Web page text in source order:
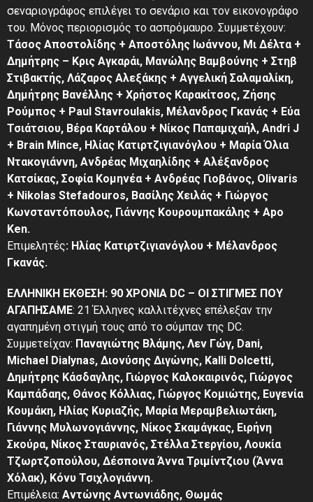
σεναριογράφος επιλέγει το σενάριο και τον εικονογράφο
του. Μόνος περιορισμός το ασπρόμαυρο. Συμμετέχουν:
Τάσος Αποστολίδης + Αποστόλης Ιωάννου, Μι Δέλτα +
Δημήτρης – Κρις Αγκαράι, Μανώλης Βαμβούνης + Στηβ
Στιβακτής, Λάζαρος Αλεξάκης + Αγγελική Σαλαμαλίκη,
Δημήτρης Βανέλλης + Χρήστος Καρακίτσος, Ζήσης
Ρούμπος + Paul Stavroulakis, Μέλανδρος Γκανάς + Εύα
Τσιάτσιου, Βέρα Καρτάλου + Νίκος Παπαμιχαήλ, Andri J
+ Brain Mince, Ηλίας Κατιρτζιγιανόγλου + Μαρία Όλια
Ντακογιάννη, Ανδρέας Μιχαηλίδης + Αλέξανδρος
Κατσίκας, Σοφία Κομηνέα + Ανδρέας Γιοβάνος, Olivaris
+ Nikolas Stefadouros, Βασίλης Χειλάς + Γιώργος
Κωνσταντόπουλος, Γιάννης Κουρουμπακάλης + Apo
Ken.
Επιμελητές: Ηλίας Κατιρτζιγιανόγλου + Μέλανδρος
Γκανάς.
ΕΛΛΗΝΙΚΗ ΕΚΘΕΣΗ: 90 ΧΡΟΝΙΑ DC – ΟΙ ΣΤΙΓΜΕΣ ΠΟΥ
ΑΓΑΠΗΣΑΜΕ: 21 Έλληνες καλλιτέχνες επέλεξαν την
αγαπημένη στιγμή τους από το σύμπαν της DC.
Συμμετείχαν: Παναγιώτης Βλάμης, Λεν Γώγ, Dani,
Michael Dialynas, Διονύσης Διγώνης, Kalli Dolcetti,
Δημήτρης Κάσδαγλης, Γιώργος Καλοκαιρινός, Γιώργος
Καμπάδαης, Θάνος Κόλλιας, Γιώργος Κομιώτης, Ευγενία
Κουμάκη, Ηλίας Κυριαζής, Μαρία Μεραμβελιωτάκη,
Γιάννης Μυλωνογιάννης, Νίκος Σκαμάγκας, Ειρήνη
Σκούρα, Νίκος Σταυριανός, Στέλλα Στεργίου, Λουκία
Τζωρτζοπούλου, Δέσποινα Άννα Τριμίντζιου (Άννα
Χόλακ), Κόνυ Τσιχλογιάννη.
Επιμέλεια: Αντώνης Αντωνιάδης, Θωμάς